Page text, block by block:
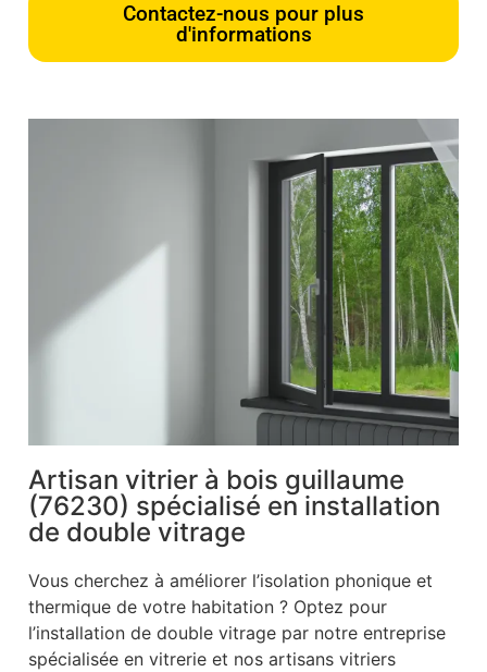
Contactez-nous pour plus
d'informations
Artisan vitrier à bois guillaume
(76230) spécialisé en installation
de double vitrage
Vous cherchez à améliorer l’isolation phonique et
thermique de votre habitation ? Optez pour
l’installation de double vitrage par notre entreprise
spécialisée en vitrerie et nos artisans vitriers